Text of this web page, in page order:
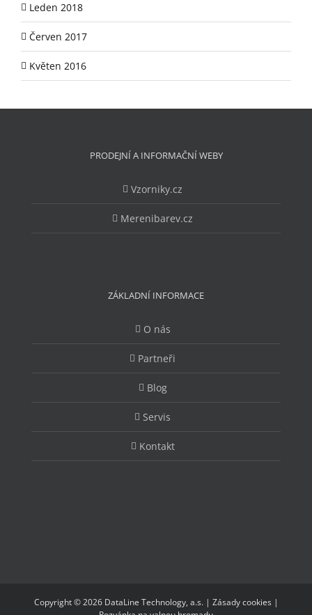
Leden 2018
Červen 2017
Květen 2016
PRODEJNÍ A INFORMAČNÍ WEBY
Vzorniky.cz
Merenibarev.cz
ZÁKLADNÍ INFORMACE
O nás
Partneři
Blog
Servis
Kontakt
Copyright © 2026 DataLine Technology, a.s. | Zásady cookies|